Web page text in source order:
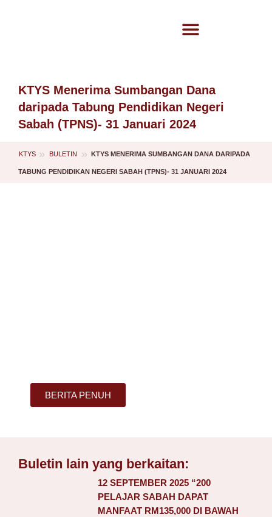
KTYS Menerima Sumbangan Dana
daripada Tabung Pendidikan Negeri
Sabah (TPNS)- 31 Januari 2024
KTYS » BULETIN » KTYS MENERIMA SUMBANGAN DANA DARIPADA
TABUNG PENDIDIKAN NEGERI SABAH (TPNS)- 31 JANUARI 2024
BERITA PENUH
Buletin lain yang berkaitan:
12 SEPTEMBER 2025 “200
PELAJAR SABAH DAPAT
MANFAAT RM135,000 DI BAWAH